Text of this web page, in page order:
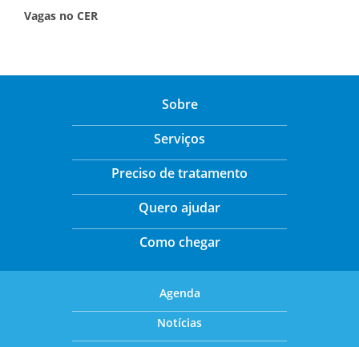
Vagas no CER
Sobre
Serviços
Preciso de tratamento
Quero ajudar
Como chegar
Agenda
Notícias